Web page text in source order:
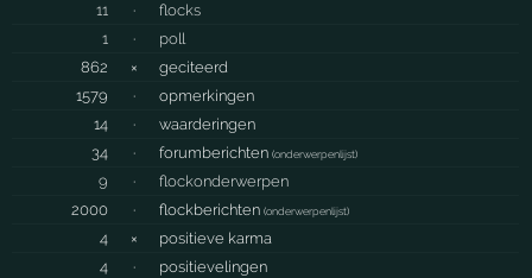
11
·
flocks
1
·
poll
862
×
geciteerd
1579
·
opmerkingen
14
·
waarderingen
34
· forumberichten(onderwerpenlijst)
9 ·
flockonderwerpen
2000
· flockberichten(onderwerpenlijst)
4 ×
positieve karma
4
·
positievelingen